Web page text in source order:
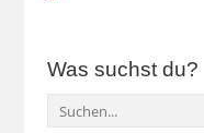
Was suchst du?